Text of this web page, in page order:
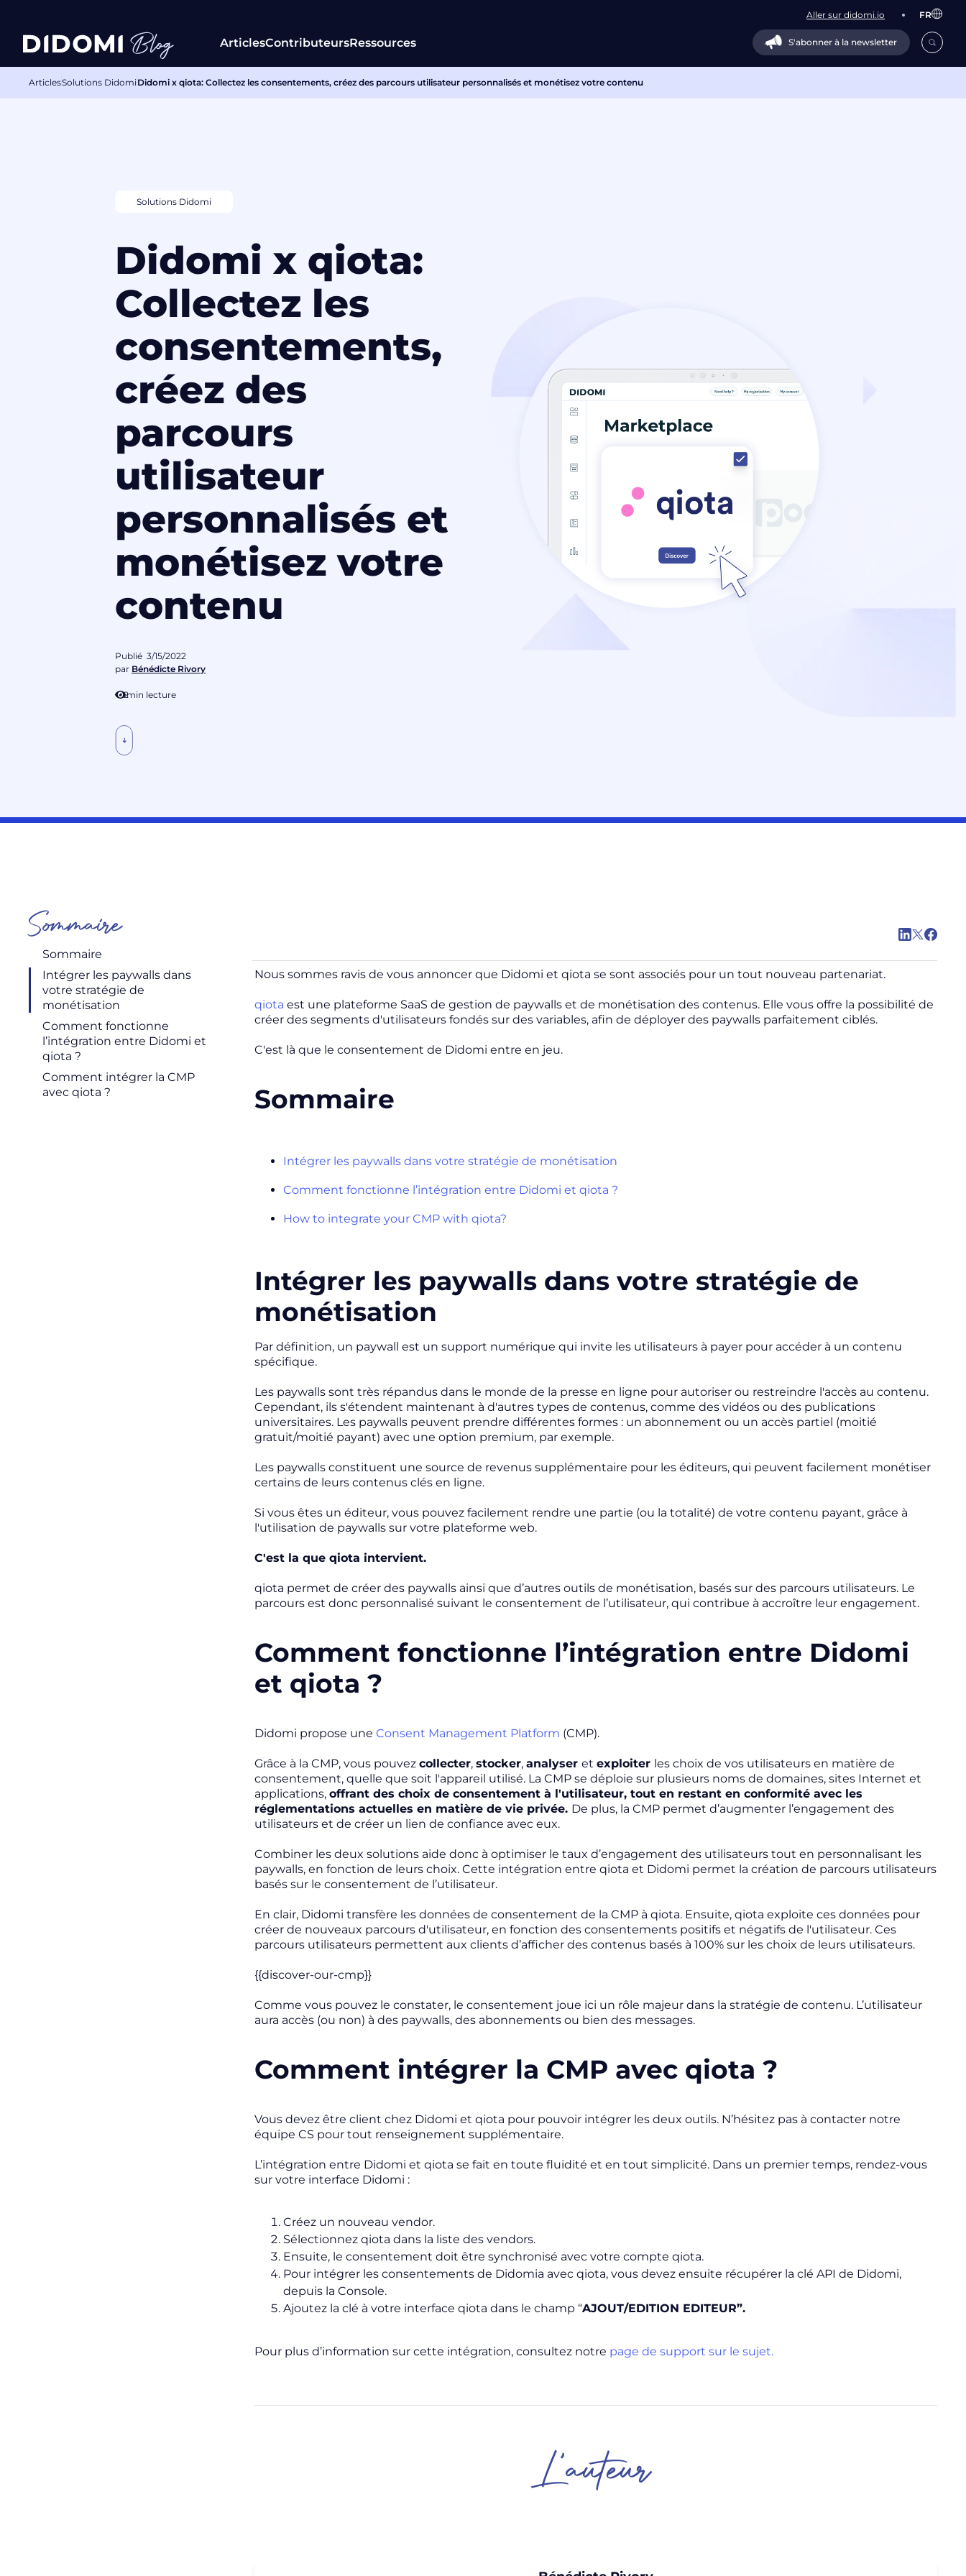
Aller sur didomi.io FR
ArticlesContributeursRessources S'abonner à la newsletter
ArticlesSolutions DidomiDidomi x qiota: Collectez les consentements, créez des parcours utilisateur personnalisés et monétisez votre contenu
Solutions Didomi
Didomi x qiota:
Collectez les
consentements,
créez des
parcours
utilisateur
personnalisés et
monétisez votre
contenu
Publié 3/15/2022
par Bénédicte Rivory
2min lecture
Sommaire
Sommaire
Intégrer les paywalls dans
votre stratégie de
monétisation
Comment fonctionne
l’intégration entre Didomi et
qiota ?
Comment intégrer la CMP
avec qiota ?
Nous sommes ravis de vous annoncer que Didomi et qiota se sont associés pour un tout nouveau partenariat.
qiota est une plateforme SaaS de gestion de paywalls et de monétisation des contenus. Elle vous offre la possibilité de
créer des segments d'utilisateurs fondés sur des variables, afin de déployer des paywalls parfaitement ciblés.
C'est là que le consentement de Didomi entre en jeu.
Sommaire
Intégrer les paywalls dans votre stratégie de monétisation
Comment fonctionne l’intégration entre Didomi et qiota ?
How to integrate your CMP with qiota?
Intégrer les paywalls dans votre stratégie de
monétisation
Par définition, un paywall est un support numérique qui invite les utilisateurs à payer pour accéder à un contenu
spécifique.
Les paywalls sont très répandus dans le monde de la presse en ligne pour autoriser ou restreindre l'accès au contenu.
Cependant, ils s'étendent maintenant à d'autres types de contenus, comme des vidéos ou des publications
universitaires. Les paywalls peuvent prendre différentes formes : un abonnement ou un accès partiel (moitié
gratuit/moitié payant) avec une option premium, par exemple.
Les paywalls constituent une source de revenus supplémentaire pour les éditeurs, qui peuvent facilement monétiser
certains de leurs contenus clés en ligne.
Si vous êtes un éditeur, vous pouvez facilement rendre une partie (ou la totalité) de votre contenu payant, grâce à
l'utilisation de paywalls sur votre plateforme web.
C'est la que qiota intervient.
qiota permet de créer des paywalls ainsi que d’autres outils de monétisation, basés sur des parcours utilisateurs. Le
parcours est donc personnalisé suivant le consentement de l’utilisateur, qui contribue à accroître leur engagement.
Comment fonctionne l’intégration entre Didomi
et qiota ?
Didomi propose une Consent Management Platform (CMP).
Grâce à la CMP, vous pouvez collecter, stocker, analyser et exploiter les choix de vos utilisateurs en matière de
consentement, quelle que soit l'appareil utilisé. La CMP se déploie sur plusieurs noms de domaines, sites Internet et
applications, offrant des choix de consentement à l'utilisateur, tout en restant en conformité avec les
réglementations actuelles en matière de vie privée. De plus, la CMP permet d’augmenter l’engagement des
utilisateurs et de créer un lien de confiance avec eux.
Combiner les deux solutions aide donc à optimiser le taux d’engagement des utilisateurs tout en personnalisant les
paywalls, en fonction de leurs choix. Cette intégration entre qiota et Didomi permet la création de parcours utilisateurs
basés sur le consentement de l’utilisateur.
En clair, Didomi transfère les données de consentement de la CMP à qiota. Ensuite, qiota exploite ces données pour
créer de nouveaux parcours d'utilisateur, en fonction des consentements positifs et négatifs de l'utilisateur. Ces
parcours utilisateurs permettent aux clients d’afficher des contenus basés à 100% sur les choix de leurs utilisateurs.
{{discover-our-cmp}}
Comme vous pouvez le constater, le consentement joue ici un rôle majeur dans la stratégie de contenu. L’utilisateur
aura accès (ou non) à des paywalls, des abonnements ou bien des messages.
Comment intégrer la CMP avec qiota ?
Vous devez être client chez Didomi et qiota pour pouvoir intégrer les deux outils. N’hésitez pas à contacter notre
équipe CS pour tout renseignement supplémentaire.
L’intégration entre Didomi et qiota se fait en toute fluidité et en tout simplicité. Dans un premier temps, rendez-vous
sur votre interface Didomi :
Créez un nouveau vendor.
Sélectionnez qiota dans la liste des vendors.
Ensuite, le consentement doit être synchronisé avec votre compte qiota.
Pour intégrer les consentements de Didomia avec qiota, vous devez ensuite récupérer la clé API de Didomi,
depuis la Console.
Ajoutez la clé à votre interface qiota dans le champ “AJOUT/EDITION EDITEUR”.
Pour plus d’information sur cette intégration, consultez notre page de support sur le sujet.
L'auteur